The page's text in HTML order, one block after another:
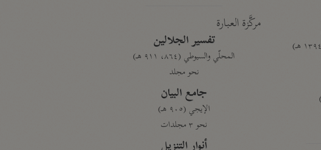
مركَّزة العبارة
تفسير الجلالين
المحلّي والسيوطي (٨٦٤، ٩١١ هـ)
نحو مجلد
جامع البيان
الإيجي (٩٠٥ هـ)
نحو ٣ مجلدات